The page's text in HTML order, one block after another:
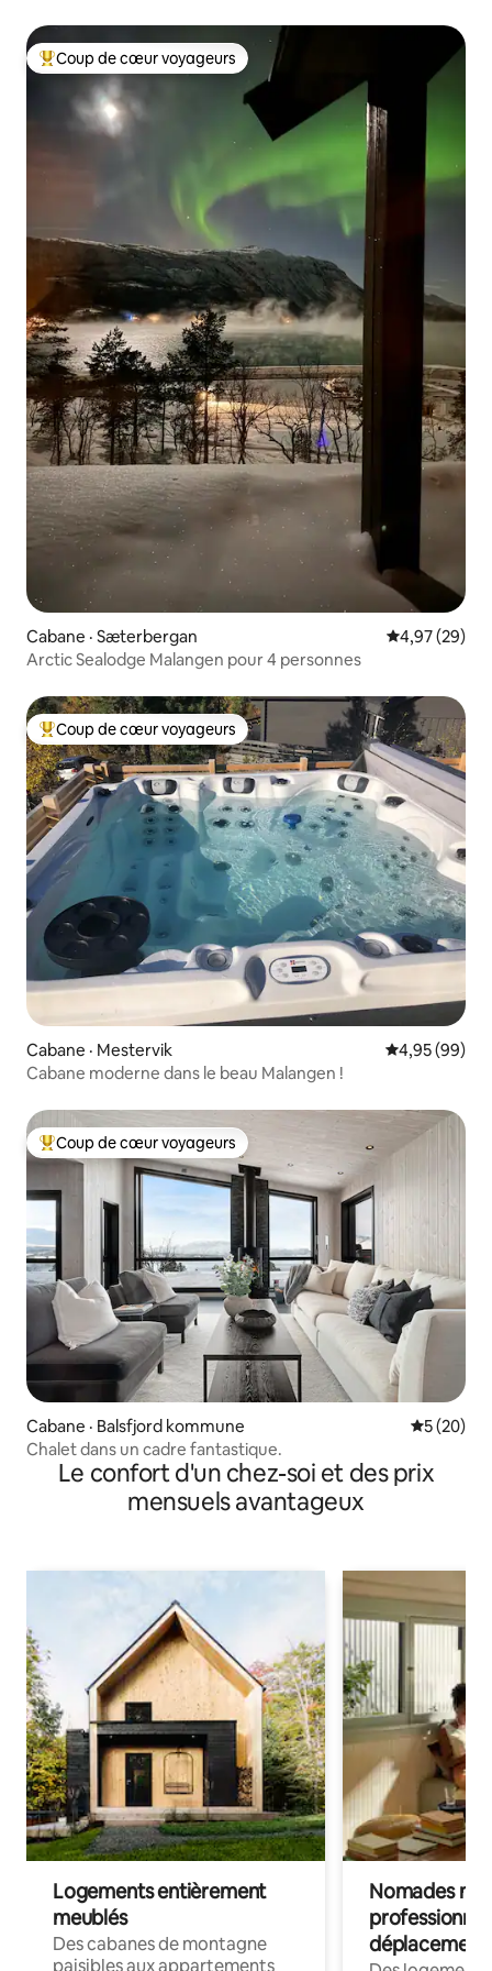
Coup de cœur voyageurs parmi les plus aimés
Coup de cœur voyageurs
Cabane · Sæterbergan Note
4,97 (29)
Arctic Sealodge Malangen pour 4 personnes
Coup de cœur voyageurs parmi les plus aimés
Coup de cœur voyageurs
Cabane · Mestervik Note
4,95 (99)
Cabane moderne dans le beau Malangen !
Coup de cœur voyageurs parmi les plus aimés
Coup de cœur voyageurs
Cabane · Balsfjord kommune Note
5 (20)
Chalet dans un cadre fantastique.
Le confort d'un chez-soi et des prix
mensuels avantageux
Logements entièrement
meublés
Des cabanes de montagne
Nomades
déplacement